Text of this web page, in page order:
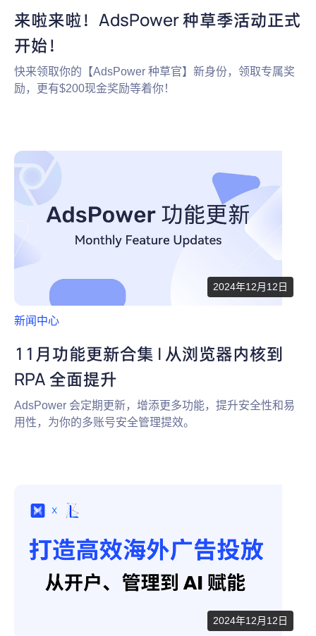
来啦来啦！AdsPower 种草季活动正式
开始！
快来领取你的【AdsPower 种草官】新身份，领取专属奖
励，更有$200现金奖励等着你！
2024年12月12日
新闻中心
11月功能更新合集 | 从浏览器内核到
RPA 全面提升
AdsPower 会定期更新，增添更多功能，提升安全性和易
用性，为你的多账号安全管理提效。
2024年12月12日